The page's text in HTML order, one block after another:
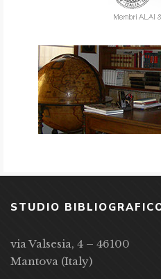
STUDIO
via Valsesia, 4 – 46100
Mantova (Italy)